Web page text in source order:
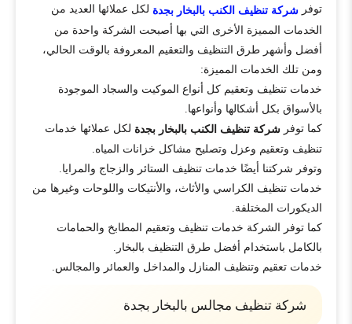
توفر شركة تنظيف الكنب بالبخار بجدة لكل عملائها العديد من
الخدمات المميزة الأخرى التي بها أصبحت الشركة واحدة من
أفضل وأشهر طرق التنظيف والتعقيم المعروفة بالوقت الحالي،
ومن تلك الخدمات المميزة:
خدمات تنظيف وتعقيم كل أنواع الموكيت والسجاد الموجودة
بالأسواق بكل أشكالها وأنواعها.
كما توفر شركة تنظيف الكنب بالبخار بجدة لكل عملائها خدمات
تنظيف وتعقيم وعزل وتصليح مشاكل خزانات المياه.
وتوفر شركتنا أيضًا خدمات تنظيف الستائر والزجاج والمرايا.
خدمات تنظيف الكراسي والأثاث، والأنتيكات واللوحات وغيرها من
الديكورات المختلفة.
كما توفر الشركة خدمات تنظيف وتعقيم المطابخ والحمامات
بالكامل باستخدام أفضل طرق التنظيف بالبخار.
خدمات تعقيم وتنظيف المنازل والمداخل والعمائر والمجالس.
شركة تنظيف مجالس بالبخار بجدة